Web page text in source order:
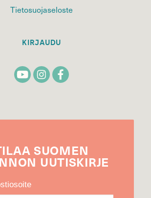
Tietosuojaseloste
KIRJAUDU
SUOMEN
UUTIS­KIRJE